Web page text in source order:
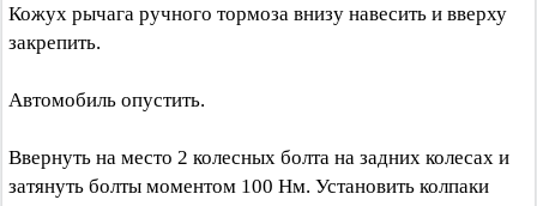
Кожух рычага ручного тормоза внизу навесить и вверху
закрепить.
Автомобиль опустить.
Ввернуть на место 2 колесных болта на задних колесах и
затянуть болты моментом 100 Нм. Установить колпаки